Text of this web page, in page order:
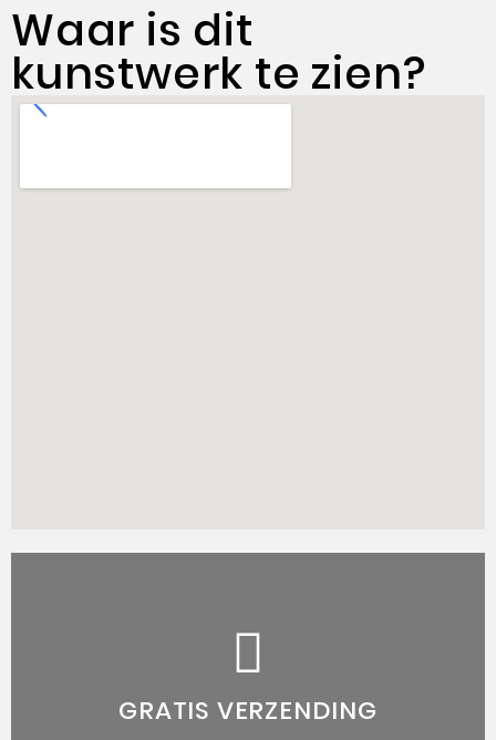
Waar is dit
kunstwerk te zien?
GRATIS VERZENDING
Unieke originele kunstwerken
vergezeld van een authenticiteitsbewijs van